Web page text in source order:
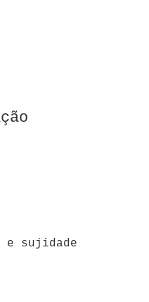
e sujidade